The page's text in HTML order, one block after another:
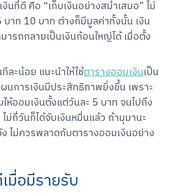
นที่ดี คือ “เก็บเงินอย่างสม่ำเสมอ” ไม่
บาท 10 บาท ต่างก็มีมูลค่าทั้งนั้น เงิน
ารถกลายเป็นเงินก้อนใหญ่ได้ เมื่อตั้ง
ละน้อย แนะนำให้ใช้ตารางออมเงินเป็น
นการเงินมีประสิทธิภาพยิ่งขึ้น เพราะ
ห้ออมเงินตั้งแต่วันละ 5 บาท จนไปถึง
ม่กี่วันก็ได้จับเงินหมื่นแล้ว ถ้ามุมานะ
ง ไม่ควรพลาดกับตารางออมเงินอย่าง
มื่อมีรายรับ